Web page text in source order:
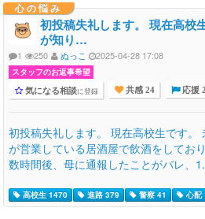
心の悩み
初投稿失礼します。 現在高校
が知り…
1 250 ぬっこ 2025-04-28 17:08
スタッフのお返事希望
気になる相談に登録 共感 24 応援
初投稿失礼します。 現在高校生です。
が営業している居酒屋で飲酒をしてお
数時間後、母に通報したことがバレ、
高校生 1470 進路 379 警察 41 心配